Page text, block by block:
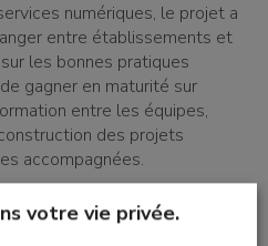
numériques, le projet a
entre établissements et
les bonnes pratiques
gagner en maturité sur
entre les équipes,
des projets
accompagnées.
2026 pour concerner
votre vie privée.